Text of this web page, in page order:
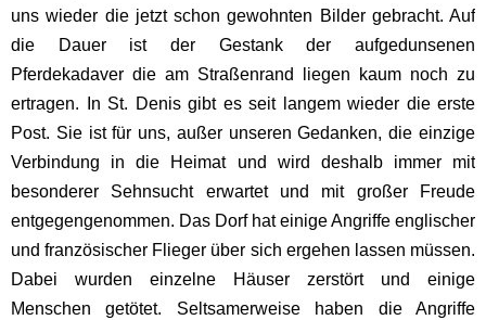
uns wieder die jetzt schon gewohnten Bilder gebracht. Auf
die Dauer ist der Gestank der aufgedunsenen
Pferdekadaver die am Straßenrand liegen kaum noch zu
ertragen. In St. Denis gibt es seit langem wieder die erste
Post. Sie ist für uns, außer unseren Gedanken, die einzige
Verbindung in die Heimat und wird deshalb immer mit
besonderer Sehnsucht erwartet und mit großer Freude
entgegengenommen. Das Dorf hat einige Angriffe englischer
und französischer Flieger über sich ergehen lassen müssen.
Dabei wurden einzelne Häuser zerstört und einige
Menschen getötet. Seltsamerweise haben die Angriffe